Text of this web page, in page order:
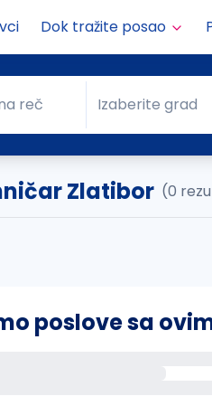
Dok tražite posao
rečreč Grad
Izaberite grad
Zlatibor (0
poslove sa